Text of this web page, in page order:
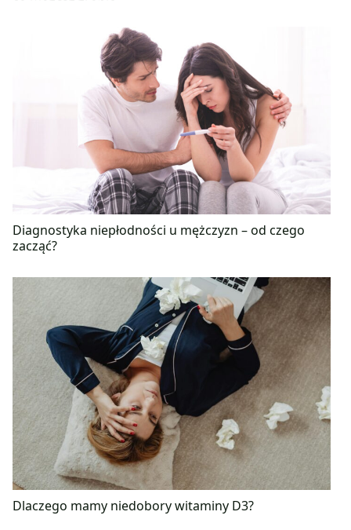
Diagnostyka niepłodności u mężczyzn – od czego
zacząć?
Dlaczego mamy niedobory witaminy D3?